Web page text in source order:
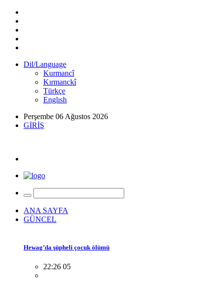
Dil/Language
Kurmancî
Kırmanckî
Türkçe
Englısh
Perşembe 06 Ağustos 2026
GİRİŞ
ANA SAYFA
GÜNCEL
Hewag’da şüpheli çocuk ölümü
22:26 05